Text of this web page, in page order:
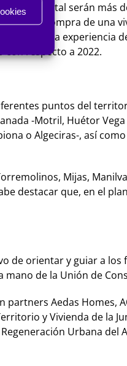
En total serán más
a la compra de una
mejorar la experiencia
respecto a 2022.
puntos del
-Motril, Huétor
o Algeciras-, así
Mijas,
destacar que, en el
de orientar y guiar a
de la Unión de
partners Aedas Homes,
y Vivienda de la
Urbana del